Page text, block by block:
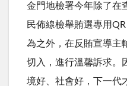
金門地檢署今年除了在
民佈線檢舉賄選專用
為之外，在反賄宣導主
切入，進行溫馨訴求。
境好、社會好，下一代